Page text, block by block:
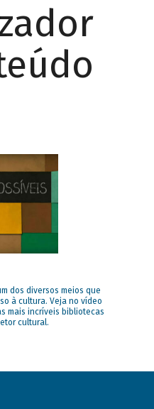
dos diversos meios que
à cultura. Veja no vídeo
mais incríveis bibliotecas
cultural.